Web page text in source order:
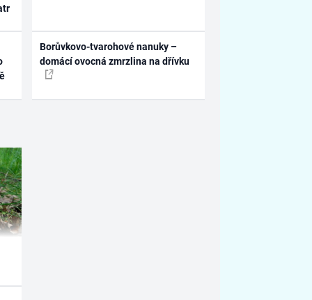
Borůvkovo-tvarohové nanuky –
domácí ovocná zmrzlina na dřívku